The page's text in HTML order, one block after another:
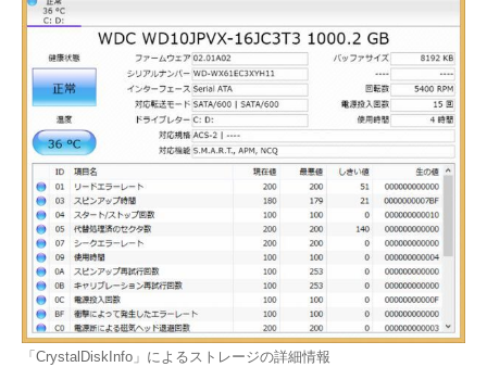
「CrystalDiskInfo」によるストレージの詳細情報